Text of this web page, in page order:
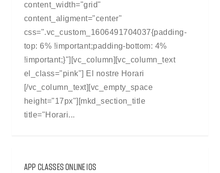
content_width="grid"
content_aligment="center"
css=".vc_custom_1606491704037{padding-
top: 6% !important;padding-bottom: 4%
!important;}"][vc_column][vc_column_text
el_class="pink"] El nostre Horari
[/vc_column_text][vc_empty_space
height="17px"][mkd_section_title
title="Horari...
APP CLASSES ONLINE IOS